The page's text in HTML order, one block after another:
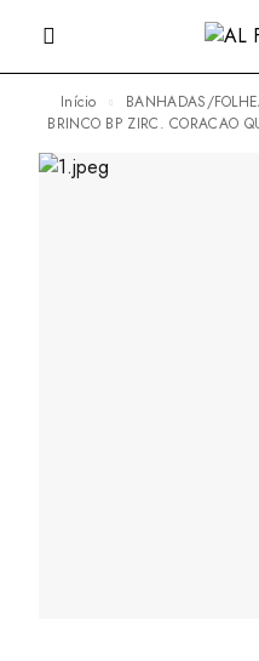
Início BANHADAS/
BRINCO BP ZIRC. CORACAO